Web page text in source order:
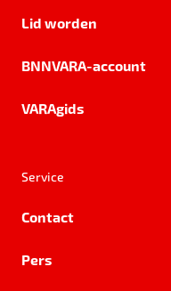
Lid worden
BNNVARA-account
VARAgids
Service
Contact
Pers